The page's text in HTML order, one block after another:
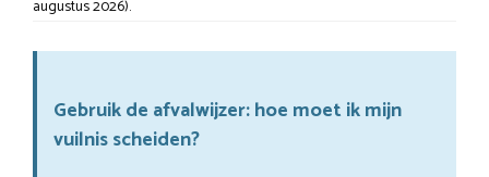
augustus 2026).
Gebruik de afvalwijzer: hoe moet ik mijn
vuilnis scheiden?